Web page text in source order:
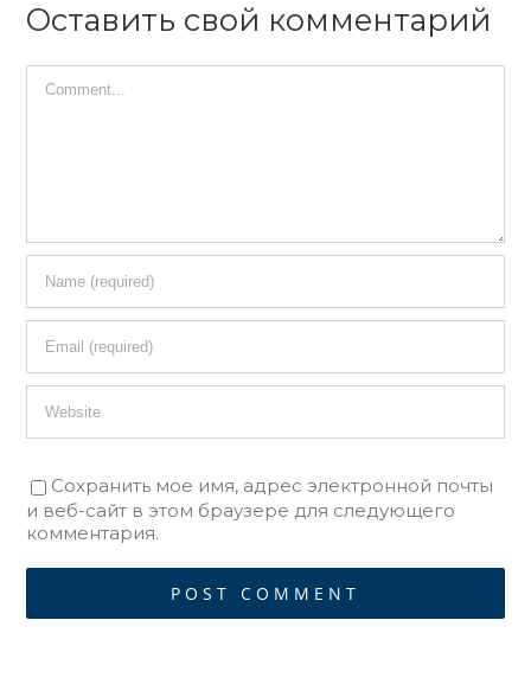
Оставить свой комментарий
Сохранить мое имя, адрес электронной почты
и веб-сайт в этом браузере для следующего
комментария.